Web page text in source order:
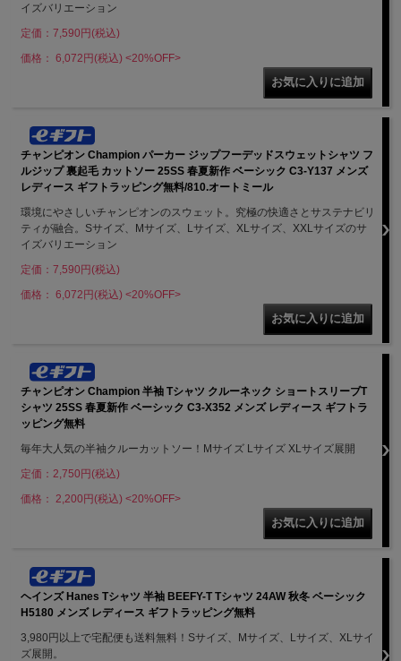
イズバリエーション
定価：7,590円(税込)
価格： 6,072円(税込) <20%OFF>
チャンピオン Champion パーカー ジップフーデッドスウェットシャツ フ
ルジップ 裏起毛 カットソー 25SS 春夏新作 ベーシック C3-Y137 メンズ
レディース ギフトラッピング無料/810.オートミール
環境にやさしいチャンピオンのスウェット。究極の快適さとサステナビリ
ティが融合。Sサイズ、Mサイズ、Lサイズ、XLサイズ、XXLサイズのサ
イズバリエーション
定価：7,590円(税込)
価格： 6,072円(税込) <20%OFF>
チャンピオン Champion 半袖 Tシャツ クルーネック ショートスリーブT
シャツ 25SS 春夏新作 ベーシック C3-X352 メンズ レディース ギフトラ
ッピング無料
毎年大人気の半袖クルーカットソー！Mサイズ Lサイズ XLサイズ展開
定価：2,750円(税込)
価格： 2,200円(税込) <20%OFF>
ヘインズ Hanes Tシャツ 半袖 BEEFY-T Tシャツ 24AW 秋冬 ベーシック
H5180 メンズ レディース ギフトラッピング無料
3,980円以上で宅配便も送料無料！Sサイズ、Mサイズ、Lサイズ、XLサイ
ズ展開。